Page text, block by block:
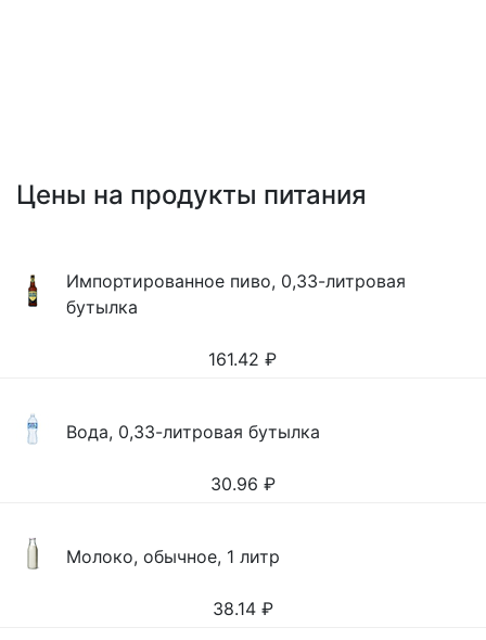
Цены на продукты питания
Импортированное пиво, 0,33-литровая
бутылка
161.42 ₽
Вода, 0,33-литровая бутылка
30.96 ₽
Молоко, обычное, 1 литр
38.14 ₽